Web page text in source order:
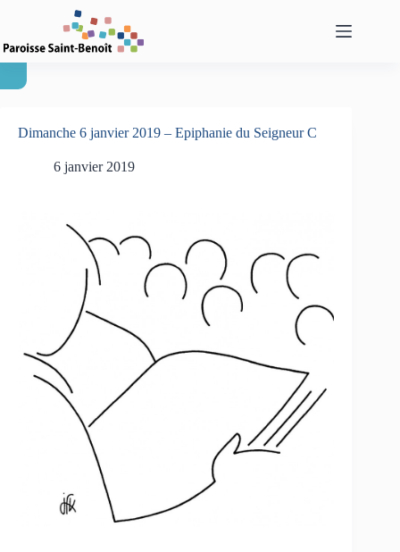
Dimanche 6 janvier 2019 – Epiphanie du Seigneur C
6 janvier 2019